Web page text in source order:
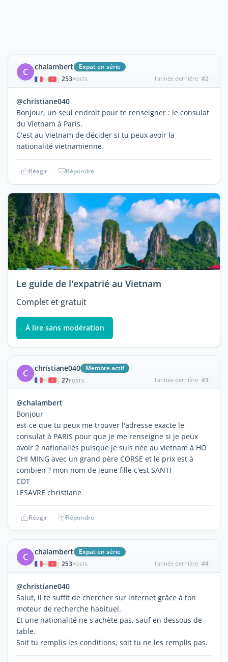
C chalambert Expat en série
| 253POSTS l'année dernière #2
@christiane040
Bonjour, un seul endroit pour te renseigner : le consulat
du Vietnam à Paris.
C'est au Vietnam de décider si tu peux avoir la
nationalité vietnamienne.
Réagir Répondre
Le guide de l'expatrié au Vietnam
Complet et gratuit
À lire sans modération
C christiane040 Membre actif
| 27POSTS l'année dernière #3
@chalambert
Bonjour
est-ce que tu peux me trouver l'adresse exacte le
consulat à PARIS pour que je me renseigne si je peux
avoir 2 nationaliés puisque je suis née au vietnam à HO
CHI MING avec un grand père CORSE et le prix est à
combien ? mon nom de jeune fille c'est SANTI
CDT
LESAVRE christiane
Réagir Répondre
C chalambert Expat en série
| 253POSTS l'année dernière #4
@christiane040
Salut, il te suffit de chercher sur internet grâce à ton
moteur de recherche habituel.
Et une nationalité ne s'achète pas, sauf en dessous de
table.
Soit tu remplis les conditions, soit tu ne les remplis pas.